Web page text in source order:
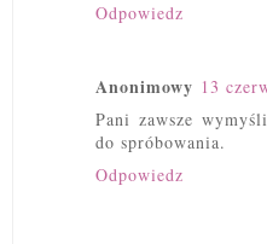
Odpowiedz
Anonimowy 13
Pani zawsze
do spróbowania.
Odpowiedz